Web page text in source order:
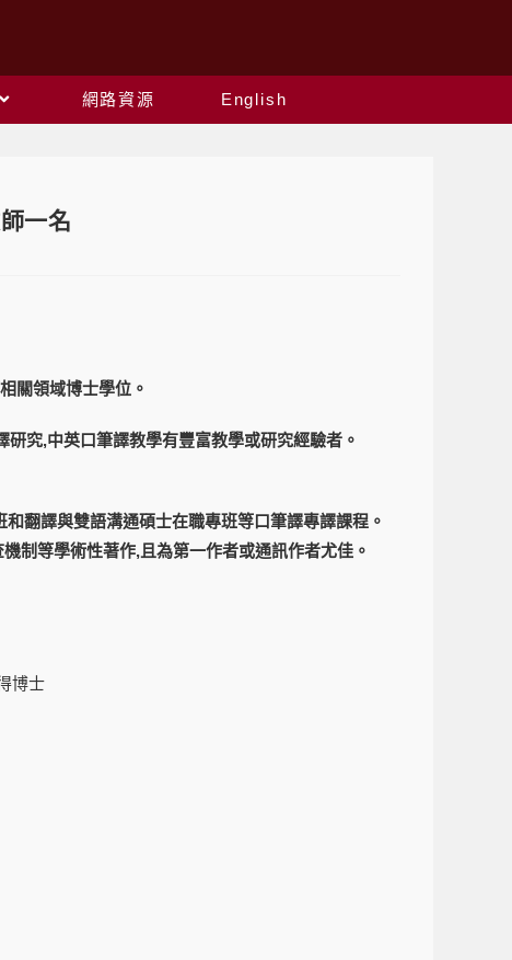
網路資源 English
一名
關領域博士學位。
究,中英口筆譯教學有豐富教學或研究經驗者。
翻譯與雙語溝通碩士在職專班等口筆譯專譯課程。
制等學術性著作,且為第一作者或通訊作者尤佳。
博士